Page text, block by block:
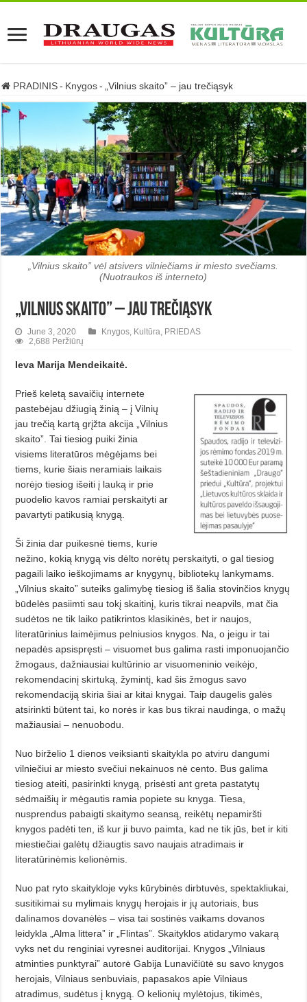
PRADINIS - Knygos - „Vilnius skaito” – jau trečiąsyk
„Vilnius skaito” vėl atsivers vilniečiams ir miesto svečiams.
(Nuotraukos iš interneto)
„Vilnius skaito” – jau trečiąsyk
June 3, 2020 Knygos Kultūra PRIEDAS
2,688 Peržiūrų
Ieva Marija Mendeikaitė.
Prieš keletą savaičių internete
pastebėjau džiugią žinią – į Vilnių
jau trečią kartą grįžta akcija „Vilnius
skaito”. Tai tiesiog puiki žinia
visiems literatūros mėgėjams bei
tiems, kurie šiais neramiais laikais
norėjo tiesiog išeiti į lauką ir prie
puodelio kavos ramiai perskaityti ar
pavartyti patikusią knygą.
Ši žinia dar puikesnė tiems, kurie
nežino, kokią knygą vis dėlto norėtų perskaityti, o gal tiesiog
pagaili laiko ieškojimams ar knygynų, bibliotekų lankymams.
„Vilnius skaito” suteiks galimybę tiesiog iš šalia stovinčios knygų
būdelės pasiimti sau tokį skaitinį, kuris tikrai neapvils, mat čia
sudėtos ne tik laiko patikrintos klasikinės, bet ir naujos,
literatūrinius laimėjimus pelniusios knygos. Na, o jeigu ir tai
nepadės apsispręsti – visuomet bus galima rasti imponuojančio
žmogaus, dažniausiai kultūrinio ar visuomeninio veikėjo,
rekomendacinį skirtuką, žymintį, kad šis žmogus savo
rekomendaciją skiria šiai ar kitai knygai. Taip daugelis galės
atsirinkti būtent tai, ko norės ir kas bus tikrai naudinga, o mažų
mažiausiai – nenuobodu.
Nuo birželio 1 dienos veiksianti skaitykla po atviru dangumi
vilniečiui ar miesto svečiui nekainuos nė cento. Bus galima
tiesiog ateiti, pasirinkti knygą, prisėsti ant greta pastatytų
sėdmaišių ir mėgautis ramia popiete su knyga. Tiesa,
nusprendus pabaigti skaitymo seansą, reikėtų nepamiršti
knygos padėti ten, iš kur ji buvo paimta, kad ne tik jūs, bet ir kiti
miestiečiai galėtų džiaugtis savo naujais atradimais ir
literatūrinėmis kelionėmis.
Nuo pat ryto skaitykloje vyks kūrybinės dirbtuvės, spektakliukai,
susitikimai su mylimais knygų herojais ir jų autoriais, bus
dalinamos dovanėlės – visa tai sostinės vaikams dovanos
leidykla „Alma littera” ir „Flintas”. Skaityklos atidarymo vakarą
vyks net du renginiai vyresnei auditorijai. Knygos „Vilniaus
atminties punktyrai” autorė Gabija Lunavičiūtė su savo knygos
herojais, Vilniaus senbuviais, papasakos apie Vilniaus
atradimus, sudėtus į knygą. O kelionių mylėtojus, tikimės,